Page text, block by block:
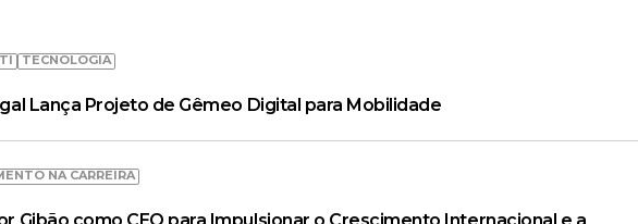
TECNOLOGIA
Lança Projeto de Gêmeo Digital para Mobilidade
NA CARREIRA